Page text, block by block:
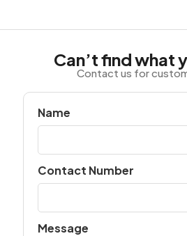
Can’t find what
Contact us for
Name
Contact Number
Message